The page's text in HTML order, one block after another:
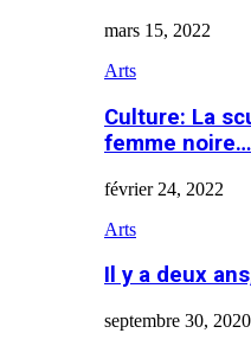
mars 15, 2022
Arts
Culture: La
femme noire…
février 24, 2022
Arts
Il y a deux
septembre 30, 2020